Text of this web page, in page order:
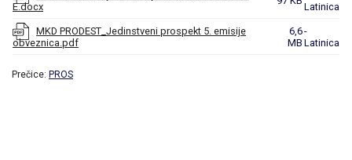
E.docx
Latinica
MKD PRODEST_Jedinstveni prospekt 5. emisije
obveznica.pdf
6,6
MB
-
Latinica
Prečice: PROS